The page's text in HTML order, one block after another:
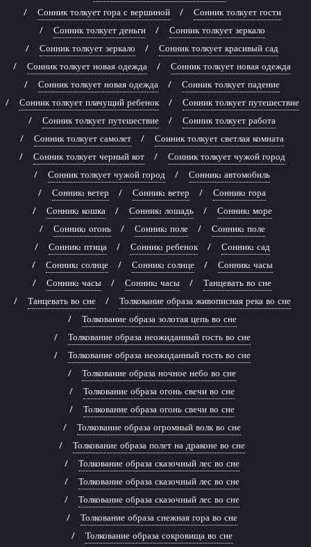
Сонник толкует гора с вершиной
Сонник толкует гости
Сонник толкует деньги
Сонник толкует зеркало
Сонник толкует зеркало
Сонник толкует красивый сад
Сонник толкует новая одежда
Сонник толкует новая одежда
Сонник толкует новая одежда
Сонник толкует падение
Сонник толкует плачущий ребенок
Сонник толкует путешествие
Сонник толкует путешествие
Сонник толкует работа
Сонник толкует самолет
Сонник толкует светлая комната
Сонник толкует черный кот
Сонник толкует чужой город
Сонник толкует чужой город
Сонник: автомобиль
Сонник: ветер
Сонник: ветер
Сонник: гора
Сонник: кошка
Сонник: лошадь
Сонник: море
Сонник: огонь
Сонник: поле
Сонник: поле
Сонник: птица
Сонник: ребенок
Сонник: сад
Сонник: солнце
Сонник: солнце
Сонник: часы
Сонник: часы
Сонник: часы
Танцевать во сне
Танцевать во сне
Толкование образа живописная река во сне
Толкование образа золотая цепь во сне
Толкование образа неожиданный гость во сне
Толкование образа неожиданный гость во сне
Толкование образа ночное небо во сне
Толкование образа огонь свечи во сне
Толкование образа огонь свечи во сне
Толкование образа огромный волк во сне
Толкование образа полет на драконе во сне
Толкование образа сказочный лес во сне
Толкование образа сказочный лес во сне
Толкование образа сказочный лес во сне
Толкование образа снежная гора во сне
Толкование образа сокровища во сне